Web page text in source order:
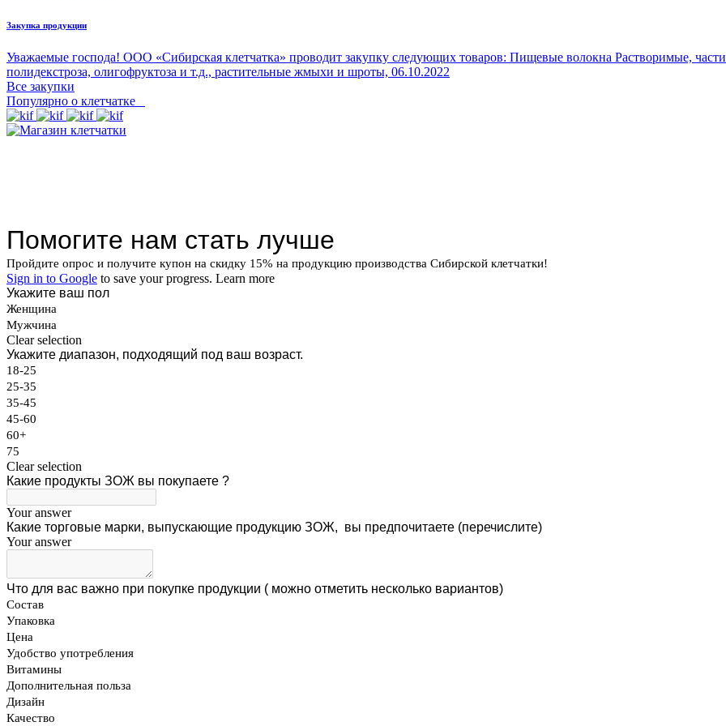
Закупка продукции
Уважаемые господа! ООО «Сибирская клетчатка» проводит закупку следующих товаров: Пищевые волокна Растворимые,
полидекстроза, олигофруктоза и т.д., растительные жмыхи и шроты, 06.10.2022
Все закупки
Популярно о клетчатке